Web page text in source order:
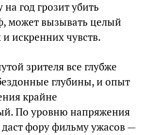
на год грозит убить
может вызывать целый
искренних чувств.
зрителя все глубже
глубины, и опыт
крайне
По уровню напряжения
даст фору фильму ужасов —